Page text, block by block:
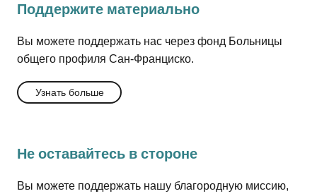
Поддержите материально
Вы можете поддержать нас через фонд Больницы
общего профиля Сан-Франциско.
Узнать больше
Не оставайтесь в стороне
Вы можете поддержать нашу благородную миссию,